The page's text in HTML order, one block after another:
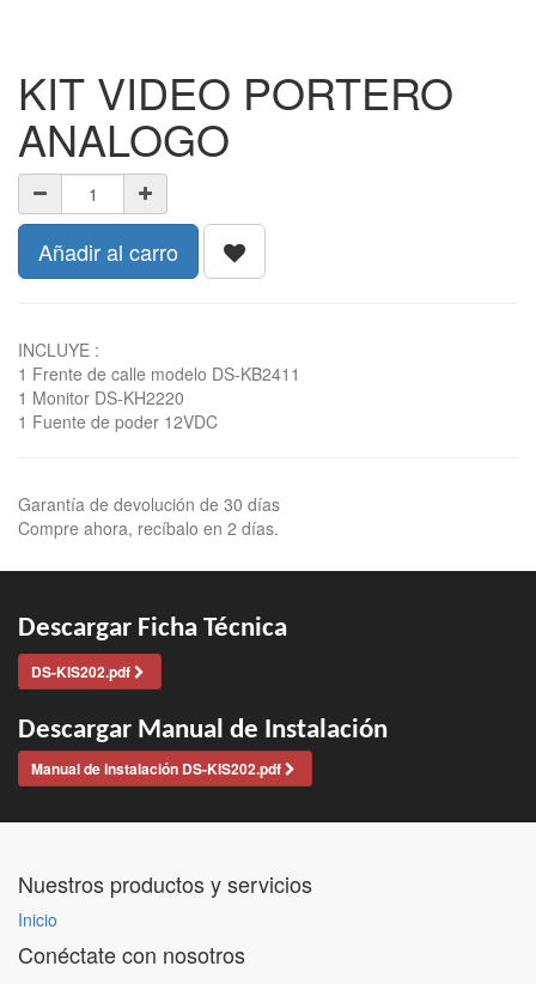
KIT VIDEO PORTERO
ANALOGO
Añadir al carro
INCLUYE :
1 Frente de calle modelo DS-KB2411
1 Monitor DS-KH2220
1 Fuente de poder 12VDC
Garantía de devolución de 30 días
Compre ahora, recíbalo en 2 días.
Descargar Ficha Técnica
DS-KIS202.pdf
Descargar Manual de Instalación
Manual de instalación DS-KIS202.pdf
Nuestros productos y servicios
Inicio
Conéctate con nosotros